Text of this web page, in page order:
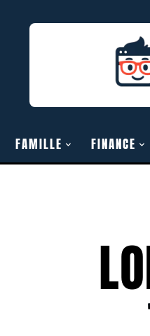
FAMILLE FINANCE